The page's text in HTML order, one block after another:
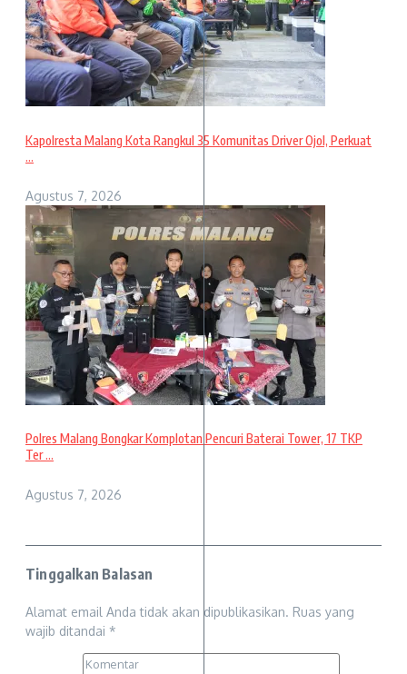
Kapolresta Malang Kota Rangkul 35 Komunitas Driver Ojol, Perkuat
...
Agustus 7, 2026
Polres Malang Bongkar Komplotan Pencuri Baterai Tower, 17 TKP
Ter ...
Agustus 7, 2026
Tinggalkan Balasan
Alamat email Anda tidak akan dipublikasikan. Ruas yang
wajib ditandai *